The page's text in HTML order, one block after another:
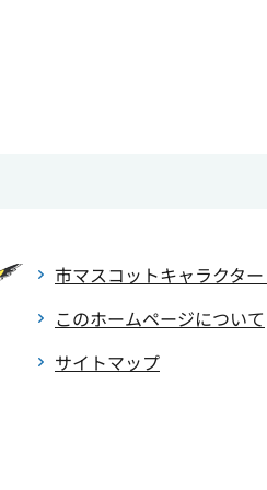
市マスコットキャラクター
このホームページについて
サイトマップ